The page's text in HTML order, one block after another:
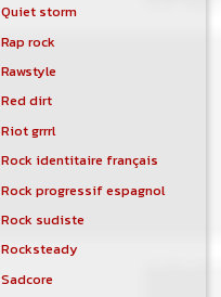
Quiet storm
Rap rock
Rawstyle
Red dirt
Riot grrrl
Rock identitaire français
Rock progressif espagnol
Rock sudiste
Rocksteady
Sadcore